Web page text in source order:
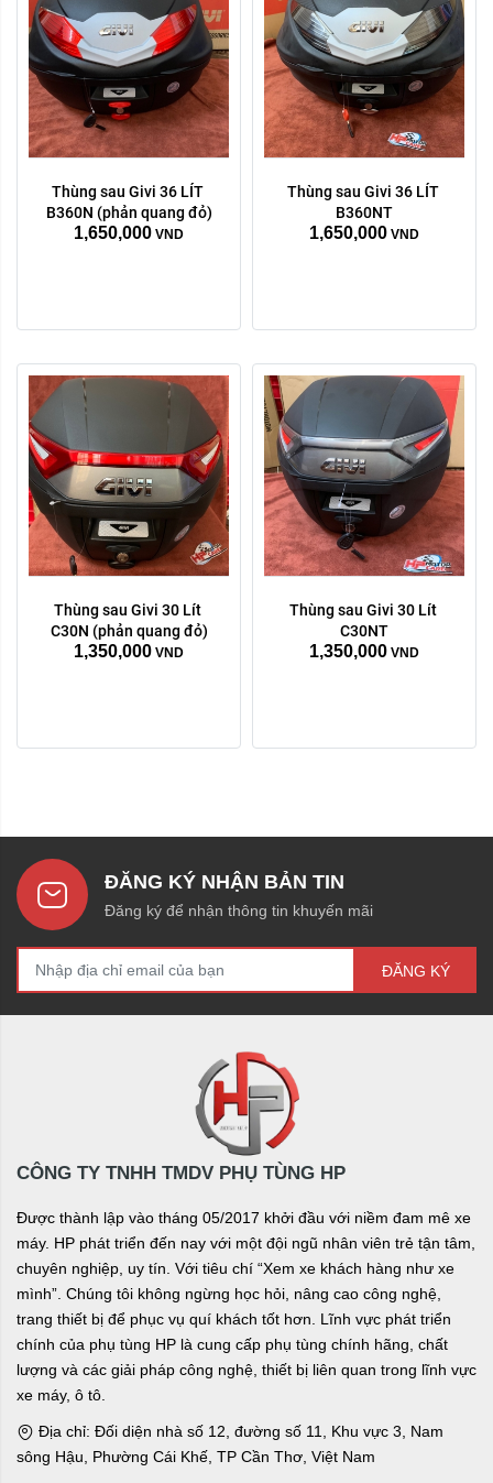
Thùng sau Givi 36 LÍT
B360N (phản quang đỏ)
1,650,000 VND
Thùng sau Givi 36 LÍT
B360NT
1,650,000 VND
Thùng sau Givi 30 Lít
C30N (phản quang đỏ)
1,350,000 VND
Thùng sau Givi 30 Lít
C30NT
1,350,000 VND
ĐĂNG KÝ NHẬN BẢN TIN
Đăng ký để nhận thông tin khuyến mãi
ĐĂNG KÝ
CÔNG TY TNHH TMDV PHỤ TÙNG HP
Được thành lập vào tháng 05/2017 khởi đầu với niềm đam mê xe
máy. HP phát triển đến nay với một đội ngũ nhân viên trẻ tận tâm,
chuyên nghiệp, uy tín. Với tiêu chí “Xem xe khách hàng như xe
mình”. Chúng tôi không ngừng học hỏi, nâng cao công nghệ,
trang thiết bị để phục vụ quí khách tốt hơn. Lĩnh vực phát triển
chính của phụ tùng HP là cung cấp phụ tùng chính hãng, chất
lượng và các giải pháp công nghệ, thiết bị liên quan trong lĩnh vực
xe máy, ô tô.
Địa chỉ: Đối diện nhà số 12, đường số 11, Khu vực 3, Nam
sông Hậu, Phường Cái Khế, TP Cần Thơ, Việt Nam